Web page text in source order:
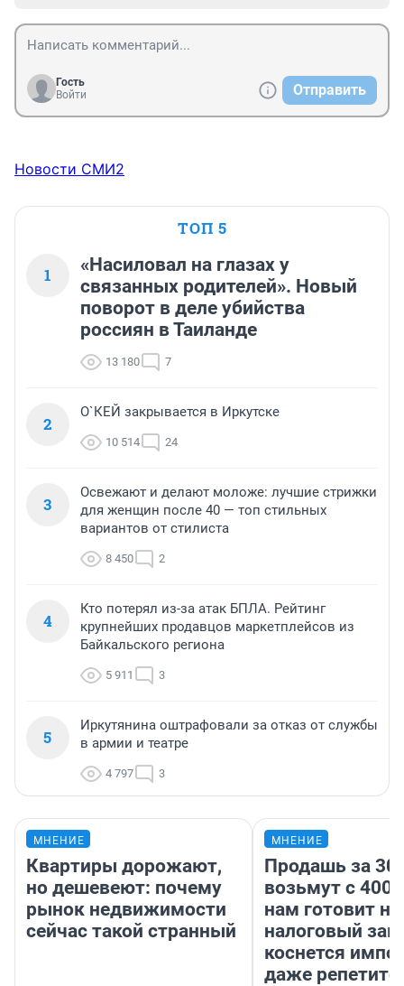
Гость
Войти
Отправить
Новости СМИ2
ТОП 5
1
«Насиловал на глазах у
связанных родителей». Новый
поворот в деле убийства
россиян в Таиланде
13 180 7
2
О`КЕЙ закрывается в Иркутске
10 514 24
3
Освежают и делают моложе: лучшие стрижки
для женщин после 40 — топ стильных
вариантов от стилиста
8 450 2
4
Кто потерял из-за атак БПЛА. Рейтинг
крупнейших продавцов маркетплейсов из
Байкальского региона
5 911 3
5
Иркутянина оштрафовали за отказ от службы
в армии и театре
4 797 3
МНЕНИЕ
Квартиры дорожают,
но дешевеют: почему
рынок недвижимости
сейчас такой странный
МНЕНИЕ
Продашь за
возьмут с
нам готовит
налоговый
коснется
даже